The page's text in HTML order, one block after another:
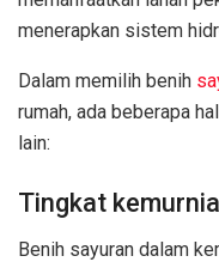
menerapkan sistem
Dalam memilih benih
rumah, ada beberapa
lain:
Tingkat
Benih sayuran dalam